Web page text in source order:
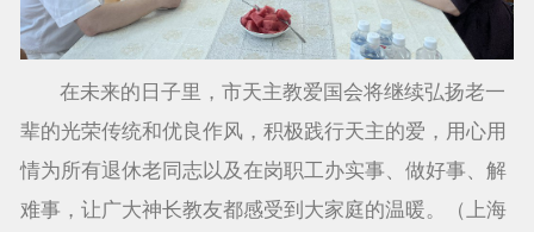
在未来的日子里，市天主教爱国会将继续弘扬老一
辈的光荣传统和优良作风，积极践行天主的爱，用心用
情为所有退休老同志以及在岗职工办实事、做好事、解
难事，让广大神长教友都感受到大家庭的温暖。（上海